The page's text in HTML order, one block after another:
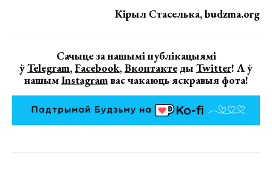
Кірыл Стаселька, budzma.org
Сачыце за нашымі публікацыямі
ўTelegram,Facebook,Вконтактеды Twitter! А ў
нашымInstagramвас чакаюць яскравыя фота!